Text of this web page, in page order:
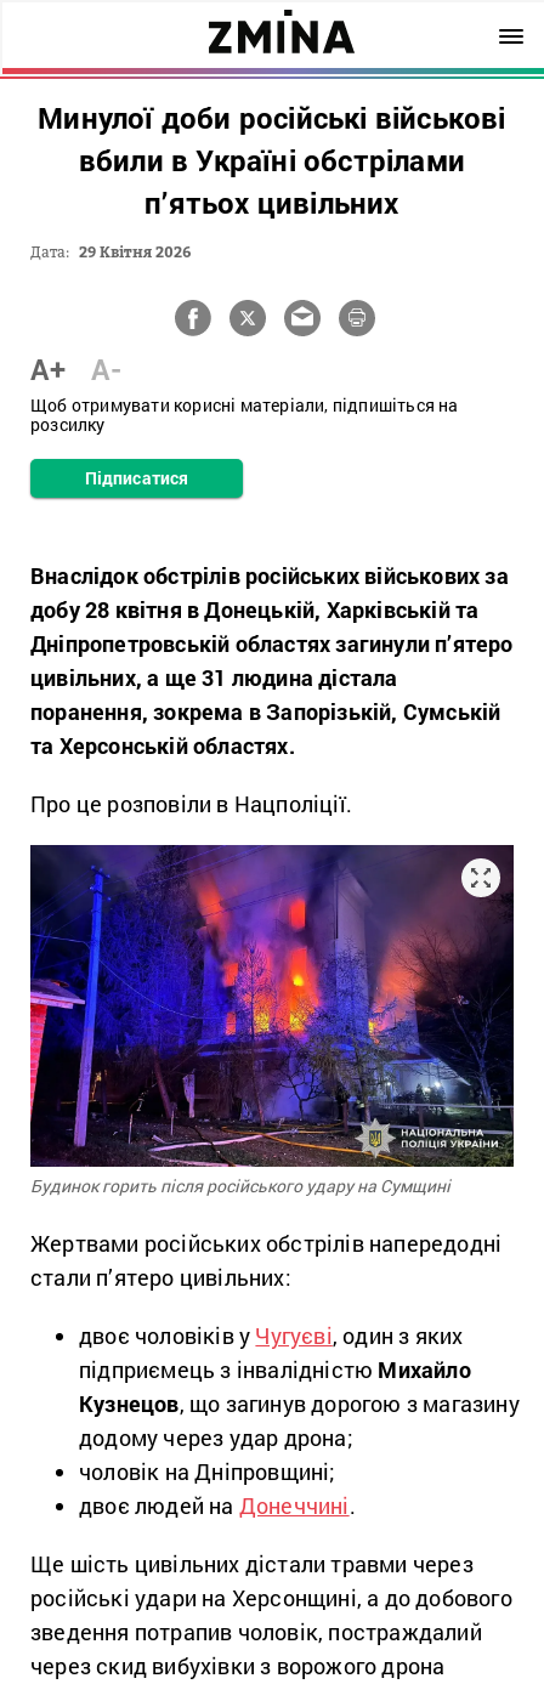
Минулої доби російські військові
вбили в Україні обстрілами
п’ятьох цивільних
Дата: 29 Квітня 2026
A+ A-
Щоб отримувати корисні матеріали, підпишіться на
розсилку
Підписатися
Внаслідок обстрілів російських військових за
добу 28 квітня в Донецькій, Харківській та
Дніпропетровській областях загинули п’ятеро
цивільних, а ще 31 людина дістала
поранення, зокрема в Запорізькій, Сумській
та Херсонській областях.
Про це розповіли в Нацполіції.
Будинок горить після російського удару на Сумщині
Жертвами російських обстрілів напередодні
стали п’ятеро цивільних:
двоє чоловіків у Чугуєві, один з яких
підприємець з інвалідністю Михайло
Кузнецов, що загинув дорогою з магазину
додому через удар дрона;
чоловік на Дніпровщині;
двоє людей на Донеччині.
Ще шість цивільних дістали травми через
російські удари на Херсонщині, а до добового
зведення потрапив чоловік, постраждалий
через скид вибухівки з ворожого дрона